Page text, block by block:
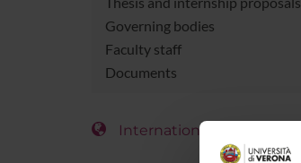
Governing bodies
Faculty staff
Documents
International Students